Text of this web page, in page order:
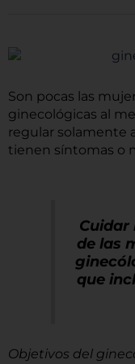
Son pocas las
ginecológicas al
regular solamente
tienen síntomas o
Cuidar
de las
que
Objetivos del